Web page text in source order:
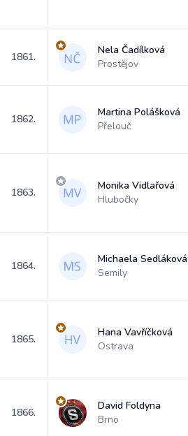
1861.
Nela Čadílková
Prostějov
1862.
Martina Polášková
Přelouč
1863.
Monika Vidlařová
Hlubočky
1864.
Michaela Sedláková
Semily
1865.
Hana Vavříčková
Ostrava
1866.
David Foldyna
Brno